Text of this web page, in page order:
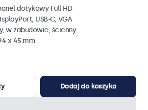
dotykowy Full HD
USB-C, VGA
w zabudowie, ścienny
x 45 mm
Dodaj do koszyka